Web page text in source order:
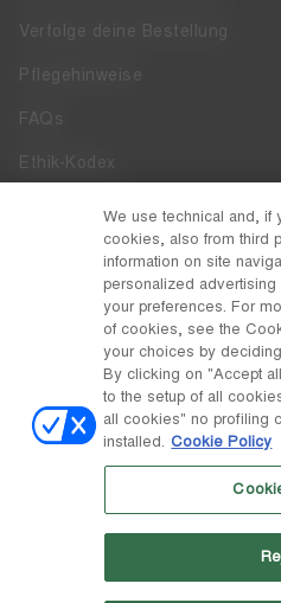
Verfolge deine Bestellung
Pflegehinweise
FAQs
Ethik-Kodex
Whistleblowing
Zugänglichkeit
DISCOVER MOON BOOT
Facebook
LAND / WÄHRUNG
Schweiz / ₣ ändern
S.p.A. untersteht. Sitz in Giavera del
n. 56 | Grundkapital €
We use technical and, if
cookies, also from third
information on site
personalized
your preferences. For
of cookies, see the
your choices by
By clicking on "Accept
to the setup of all
all cookies" no profiling
installed. Cookie Policy